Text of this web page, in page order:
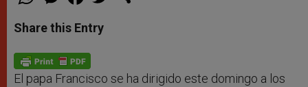
t
s
p
p
s
e
g
e
r
e
b
o
k
Share this Entry
El papa Francisco se ha dirigido este domingo a los